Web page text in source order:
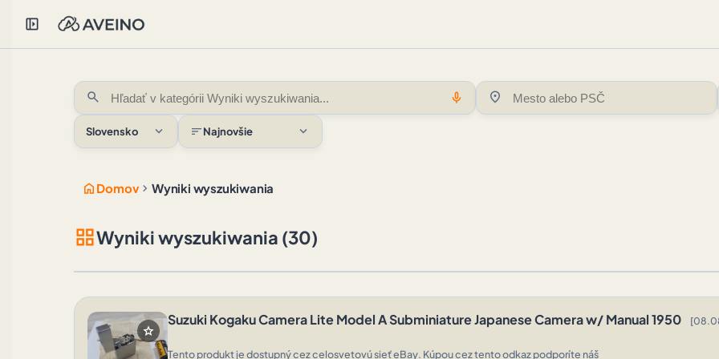
left_panel_open
search mic location_on
Slovensko expand_more sortNajnovšie expand_more
home Domov chevron_right Wyniki wyszukiwania
grid_viewWyniki wyszukiwania (30)
star
Suzuki Kogaku Camera Lite Model A Subminiature Japanese Camera w/ Manual 1950
Tento produkt je dostupný cez celosvetovú sieť eBay. Kúpou cez tento odkaz podporíte náš